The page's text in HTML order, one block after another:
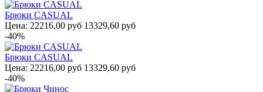
Брюки CASUAL
Цена: 22216,00 руб 13329,60 руб
-40%
Брюки CASUAL
Цена: 22216,00 руб 13329,60 руб
-40%